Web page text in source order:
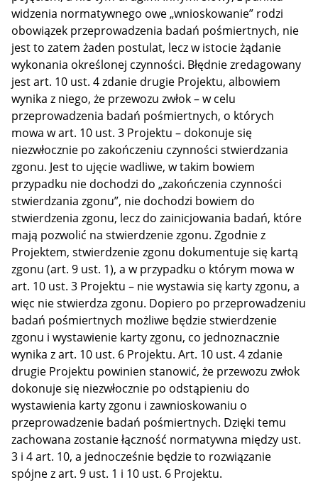
widzenia normatywnego owe „wnioskowanie” rodzi
obowiązek przeprowadzenia badań pośmiertnych, nie
jest to zatem żaden postulat, lecz w istocie żądanie
wykonania określonej czynności. Błędnie zredagowany
jest art. 10 ust. 4 zdanie drugie Projektu, albowiem
wynika z niego, że przewozu zwłok – w celu
przeprowadzenia badań pośmiertnych, o których
mowa w art. 10 ust. 3 Projektu – dokonuje się
niezwłocznie po zakończeniu czynności stwierdzania
zgonu. Jest to ujęcie wadliwe, w takim bowiem
przypadku nie dochodzi do „zakończenia czynności
stwierdzania zgonu”, nie dochodzi bowiem do
stwierdzenia zgonu, lecz do zainicjowania badań, które
mają pozwolić na stwierdzenie zgonu. Zgodnie z
Projektem, stwierdzenie zgonu dokumentuje się kartą
zgonu (art. 9 ust. 1), a w przypadku o którym mowa w
art. 10 ust. 3 Projektu – nie wystawia się karty zgonu, a
więc nie stwierdza zgonu. Dopiero po przeprowadzeniu
badań pośmiertnych możliwe będzie stwierdzenie
zgonu i wystawienie karty zgonu, co jednoznacznie
wynika z art. 10 ust. 6 Projektu. Art. 10 ust. 4 zdanie
drugie Projektu powinien stanowić, że przewozu zwłok
dokonuje się niezwłocznie po odstąpieniu do
wystawienia karty zgonu i zawnioskowaniu o
przeprowadzenie badań pośmiertnych. Dzięki temu
zachowana zostanie łączność normatywna między ust.
3 i 4 art. 10, a jednocześnie będzie to rozwiązanie
spójne z art. 9 ust. 1 i 10 ust. 6 Projektu.